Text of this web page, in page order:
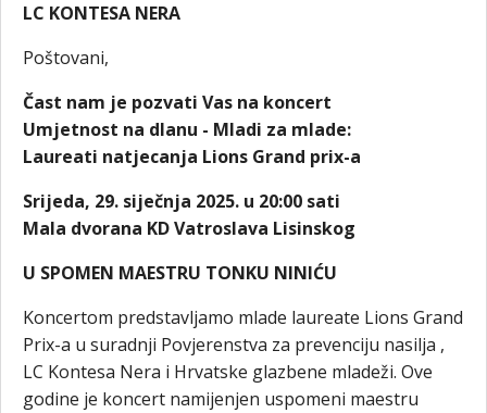
LC KONTESA NERA
Poštovani,
Čast nam je pozvati Vas na koncert
Umjetnost na dlanu - Mladi za mlade:
Laureati natjecanja Lions Grand prix-a
Srijeda, 29. siječnja 2025. u 20:00 sati
Mala dvorana KD Vatroslava Lisinskog
U SPOMEN MAESTRU TONKU NINIĆU
Koncertom predstavljamo mlade laureate Lions Grand
Prix-a u suradnji Povjerenstva za prevenciju nasilja ,
LC Kontesa Nera i Hrvatske glazbene mladeži. Ove
godine je koncert namijenjen uspomeni maestru